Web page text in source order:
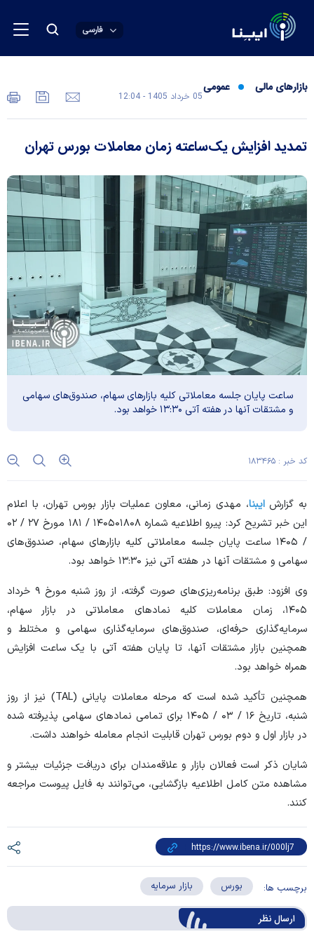
فارسی
بازارهای مالی عمومی
05 خرداد 1405 - 12:04
تمدید افزایش یک‌ساعته زمان معاملات بورس تهران
ساعت پایان جلسه معاملاتی کلیه بازار‌های سهام، صندوق‌های سهامی
و مشتقات آنها در هفته آتی ۱۳:۳۰ خواهد بود.
کد خبر : ۱۸۳۴۶۵
به گزارشایبنا، مهدی زمانی، معاون عملیات بازار بورس تهران، با اعلام
این خبر تشریح کرد: پیرو اطلاعیه شماره ۱۴۰۵۰۱۸۰۸ / ۱۸۱ مورخ ۲۷ / ۰۲
/ ۱۴۰۵ ساعت پایان جلسه معاملاتی کلیه بازار‌های سهام، صندوق‌های
سهامی و مشتقات آنها در هفته آتی نیز ۱۳:۳۰ خواهد بود.
وی افزود: طبق برنامه‌ریزی‌های صورت گرفته، از روز شنبه مورخ ۹ خرداد
۱۴۰۵، زمان معاملات کلیه نماد‌های معاملاتی در بازار سهام،
سرمایه‌گذاری حرفه‌ای، صندوق‌های سرمایه‌گذاری سهامی و مختلط و
همچنین بازار مشتقات آنها، تا پایان هفته آتی با یک ساعت افزایش
همراه خواهد بود.
همچنین تأکید شده است که مرحله معاملات پایانی (TAL) نیز از روز
شنبه، تاریخ ۱۶ / ۰۳ / ۱۴۰۵ برای تمامی نماد‌های سهامی پذیرفته شده
در بازار اول و دوم بورس تهران قابلیت انجام معامله خواهند داشت.
شایان ذکر است فعالان بازار و علاقه‌مندان برای دریافت جزئیات بیشتر و
مشاهده متن کامل اطلاعیه بازگشایی، می‌توانند به فایل پیوست مراجعه
کنند.
برچسب ها: بورس بازار سرمایه
ارسال‌ نظر